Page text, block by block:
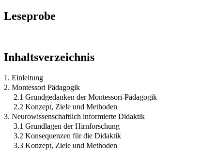
Leseprobe
Inhaltsverzeichnis
1. Einleitung
2. Montessori Pädagogik
2.1 Grundgedanken der Montessori-Pädagogik
2.2 Konzept, Ziele und Methoden
3. Neurowissenschaftlich informierte Didaktik
3.1 Grundlagen der Hirnforschung
3.2 Konsequenzen für die Didaktik
3.3 Konzept, Ziele und Methoden